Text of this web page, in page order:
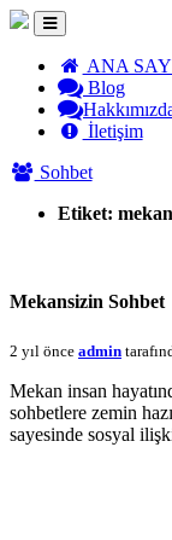
ANA
Blog
İletişim
Sohbet
Etiket:
Mekansizin Sohbet
2 yıl önce admin
Mekan insan
sohbetlere zemin
sayesinde sosyal